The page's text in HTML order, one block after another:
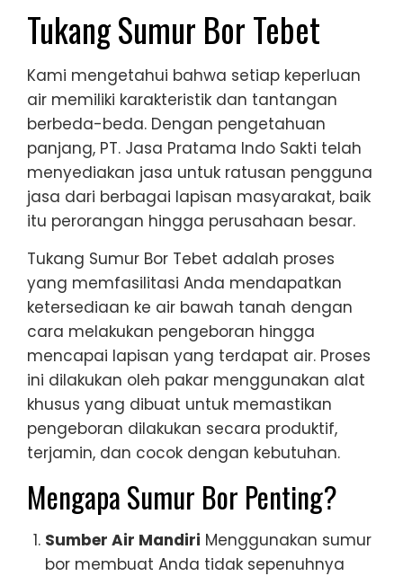
Tukang Sumur Bor Tebet
Kami mengetahui bahwa setiap keperluan
air memiliki karakteristik dan tantangan
berbeda-beda. Dengan pengetahuan
panjang, PT. Jasa Pratama Indo Sakti telah
menyediakan jasa untuk ratusan pengguna
jasa dari berbagai lapisan masyarakat, baik
itu perorangan hingga perusahaan besar.
Tukang Sumur Bor Tebet adalah proses
yang memfasilitasi Anda mendapatkan
ketersediaan ke air bawah tanah dengan
cara melakukan pengeboran hingga
mencapai lapisan yang terdapat air. Proses
ini dilakukan oleh pakar menggunakan alat
khusus yang dibuat untuk memastikan
pengeboran dilakukan secara produktif,
terjamin, dan cocok dengan kebutuhan.
Mengapa Sumur Bor Penting?
Sumber Air Mandiri Menggunakan sumur
bor membuat Anda tidak sepenuhnya